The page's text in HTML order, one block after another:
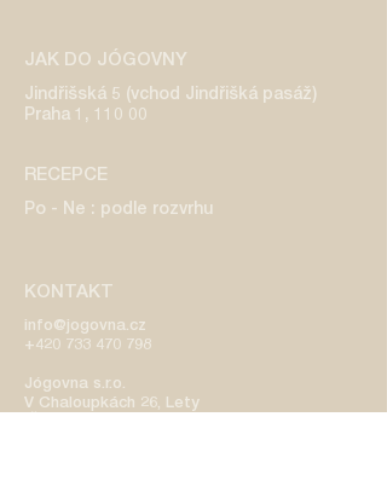
JAK DO JÓGOVNY
Jindřišská 5 (vchod Jindřišká pasáž)
Praha 1, 110 00
RECEPCE
Po - Ne : podle rozvrhu
KONTAKT
info@jogovna.cz
+420 733 470 798
​Jógovna s.r.o.
V Chaloupkách 26, Lety